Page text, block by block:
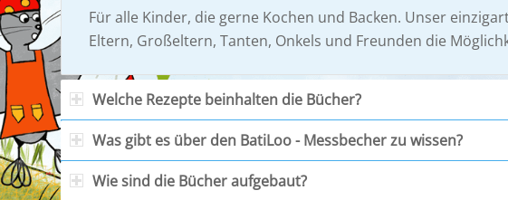
Für alle Kinder, die gerne Kochen und Backen. Unser
Eltern, Großeltern, Tanten, Onkels und Freunden die
Welche Rezepte beinhalten die Bücher?
Was gibt es über den BatiLoo - Messbecher zu wissen?
Wie sind die Bücher aufgebaut?